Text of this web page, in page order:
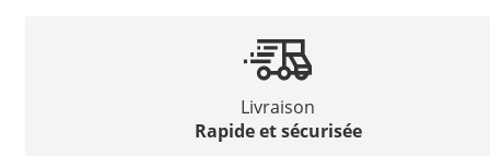
Livraison
Rapide et sécurisée